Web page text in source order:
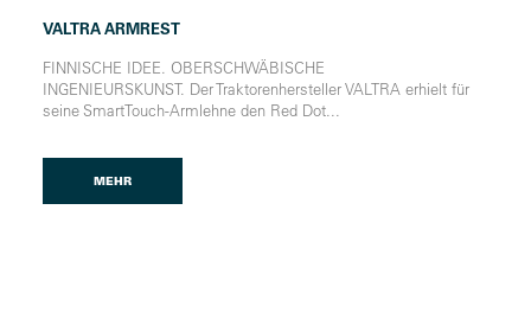
VALTRA ARMREST
FINNISCHE IDEE. OBERSCHWÄBISCHE
INGENIEURSKUNST. Der Traktorenhersteller VALTRA erhielt für
seine SmartTouch-Armlehne den Red Dot...
MEHR